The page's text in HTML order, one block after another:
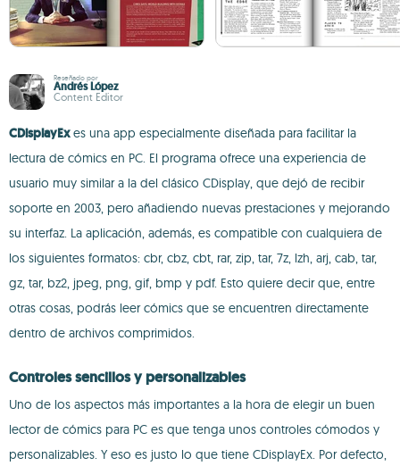
Reseñado por
Andrés López
Content Editor
CDisplayExes una app especialmente diseñada para facilitar la
lectura de cómics en PC. El programa ofrece una experiencia de
usuario muy similar a la del clásico CDisplay, que dejó de recibir
soporte en 2003, pero añadiendo nuevas prestaciones y mejorando
su interfaz. La aplicación, además, es compatible con cualquiera de
los siguientes formatos: cbr, cbz, cbt, rar, zip, tar, 7z, lzh, arj, cab, tar,
gz, tar, bz2, jpeg, png, gif, bmp y pdf. Esto quiere decir que, entre
otras cosas, podrás leer cómics que se encuentren directamente
dentro de archivos comprimidos.
Controles sencillos y personalizables
Uno de los aspectos más importantes a la hora de elegir un buen
lector de cómics para PC es que tenga unos controles cómodos y
personalizables. Y eso es justo lo que tiene CDisplayEx. Por defecto,